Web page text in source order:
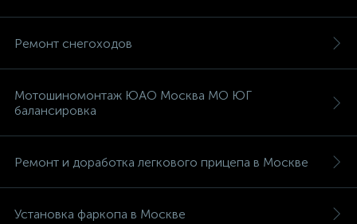
Ремонт снегоходов
Мотошиномонтаж ЮАО Москва МО ЮГ
балансировка
Ремонт и доработка легкового прицепа в Москве
Установка фаркопа в Москве